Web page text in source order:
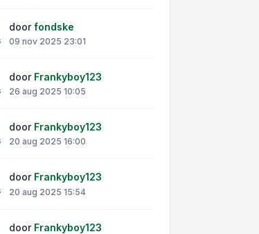
doorfondske
09 nov 2025 23:01
door Frankyboy123
26 aug 2025 10:05
door Frankyboy123
20 aug 2025 16:00
door Frankyboy123
20 aug 2025 15:54
door Frankyboy123